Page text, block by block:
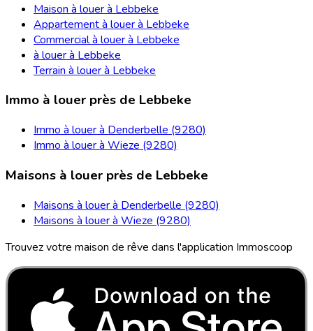
Maison à louer à Lebbeke
Appartement à louer à Lebbeke
Commercial à louer à Lebbeke
à louer à Lebbeke
Terrain à louer à Lebbeke
Immo à louer près de Lebbeke
Immo à louer à Denderbelle (9280)
Immo à louer à Wieze (9280)
Maisons à louer près de Lebbeke
Maisons à louer à Denderbelle (9280)
Maisons à louer à Wieze (9280)
Trouvez votre maison de rêve dans l'application Immoscoop